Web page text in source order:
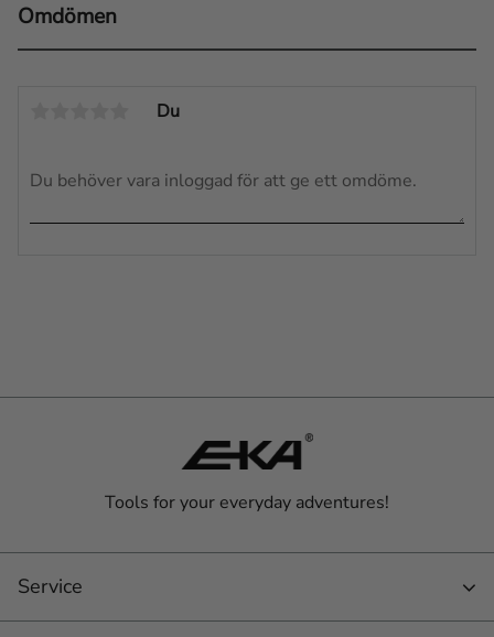
Omdömen
Du
Tools for your everyday adventures!
Service